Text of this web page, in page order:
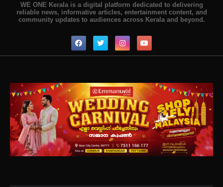
WE ONE Kerala is a digital platform dedicated to delivering
reliable news, informative articles, entertainment content, and
community updates to audiences across Kerala and beyond.